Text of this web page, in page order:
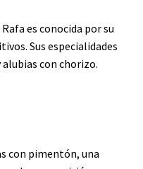
es conocida por su
Sus especialidades
con chorizo.
con pimentón, una